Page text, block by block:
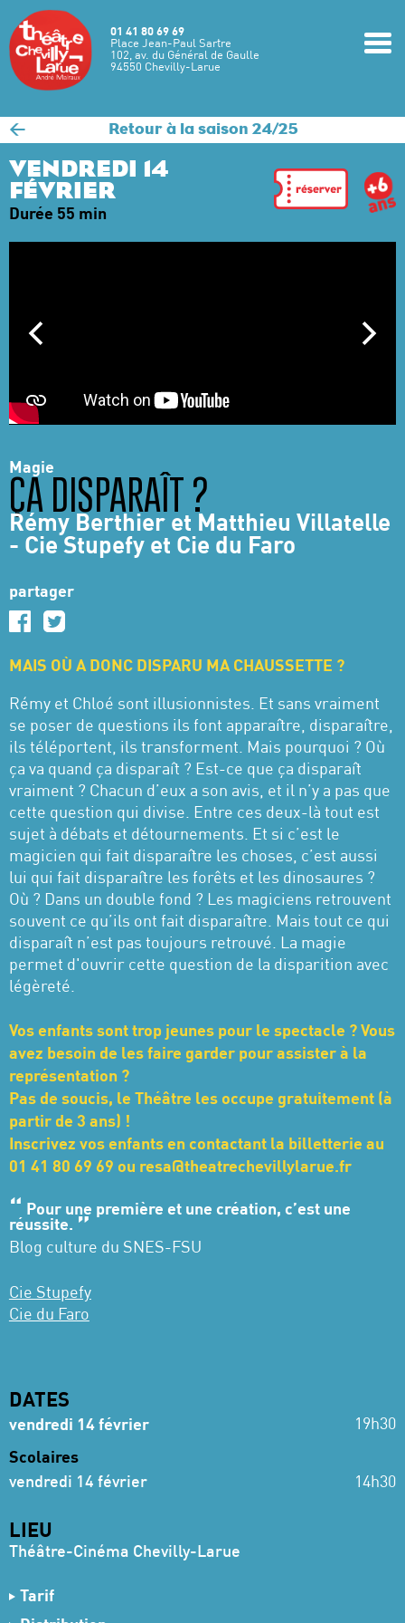
Aller au contenu principal
01 41 80 69 69
Place Jean-Paul Sartre
102, av. du Général de Gaulle
94550 Chevilly-Larue
< Retour à la saison 24/25
VENDREDI 14
FÉVRIER
Durée 55 min
Magie
ÇA DISPARAÎT ?
Rémy Berthier et Matthieu Villatelle
- Cie Stupefy et Cie du Faro
partager
MAIS OÙ A DONC DISPARU MA CHAUSSETTE ?
Rémy et Chloé sont illusionnistes. Et sans vraiment
se poser de questions ils font apparaître, disparaître,
ils téléportent, ils transforment. Mais pourquoi ? Où
ça va quand ça disparaît ? Est-ce que ça disparaît
vraiment ? Chacun d’eux a son avis, et il n’y a pas que
cette question qui divise. Entre ces deux-là tout est
sujet à débats et détournements. Et si c’est le
magicien qui fait disparaître les choses, c’est aussi
lui qui fait disparaître les forêts et les dinosaures ?
Où ? Dans un double fond ? Les magiciens retrouvent
souvent ce qu’ils ont fait disparaître. Mais tout ce qui
disparaît n’est pas toujours retrouvé. La magie
permet d'ouvrir cette question de la disparition avec
légèreté.
Vos enfants sont trop jeunes pour le spectacle ? Vous
avez besoin de les faire garder pour assister à la
représentation ?
Pas de soucis, le Théâtre les occupe gratuitement (à
partir de 3 ans) !
Inscrivez vos enfants en contactant la billetterie au
01 41 80 69 69 ou resa@theatrechevillylarue.fr
Pour une première et une création, c’est une
réussite.
Blog culture du SNES-FSU
Cie Stupefy
Cie du Faro
DATES
vendredi 14 février 19h30
Scolaires
vendredi 14 février 14h30
LIEU
Théâtre-Cinéma Chevilly-Larue
Tarif
21 €Tarif Plein